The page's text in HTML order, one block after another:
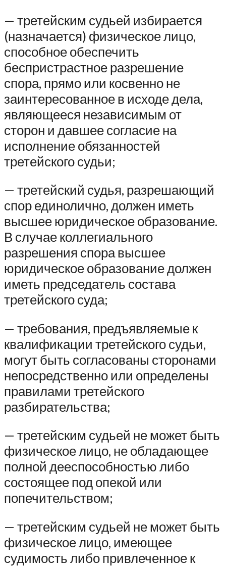
— третейским судьей избирается
(назначается) физическое лицо,
способное обеспечить
беспристрастное разрешение
спора, прямо или косвенно не
заинтересованное в исходе дела,
являющееся независимым от
сторон и давшее согласие на
исполнение обязанностей
третейского судьи;
— третейский судья, разрешающий
спор единолично, должен иметь
высшее юридическое образование.
В случае коллегиального
разрешения спора высшее
юридическое образование должен
иметь председатель состава
третейского суда;
— требования, предъявляемые к
квалификации третейского судьи,
могут быть согласованы сторонами
непосредственно или определены
правилами третейского
разбирательства;
— третейским судьей не может быть
физическое лицо, не обладающее
полной дееспособностью либо
состоящее под опекой или
попечительством;
— третейским судьей не может быть
физическое лицо, имеющее
судимость либо привлеченное к